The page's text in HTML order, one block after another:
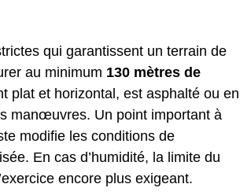
qui garantissent un terrain de
au minimum 130 mètres de
plat et horizontal, est asphalté ou en
manœuvres. Un point important à
modifie les conditions de
En cas d’humidité, la limite du
encore plus exigeant.